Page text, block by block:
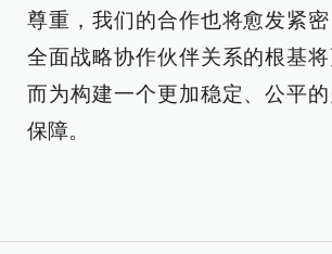
尊重，我们的合作也将愈发紧
全面战略协作伙伴关系的根基
而为构建一个更加稳定、公平
保障。